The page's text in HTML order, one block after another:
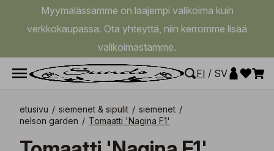
Myymälässämme on laajempi valikoima kuin
verkkokaupassa. Ota yhteyttä, niin kerromme lisää
valikoimastamme.
FI / SV
etusivu / siemenet & sipulit / siemenet /
nelson garden / Tomaatti 'Nagina F1'